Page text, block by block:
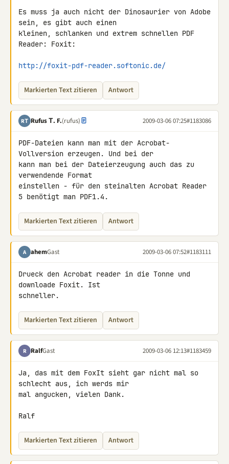
Es muss ja auch nicht der Dinosaurier von Adobe
sein, es gibt auch einen
kleinen, schlanken und extrem schnellen PDF
Reader: Foxit:
http://foxit-pdf-reader.softonic.de/
Markierten Text zitieren Antwort
RΤ Rufus Τ. F.(rufus) 2009-03-06 07:25#1183086
PDF-Dateien kann man mit der Acrobat-
Vollversion erzeugen. Und bei der
kann man bei der Dateierzeugung auch das zu
verwendende Format
einstellen - für den steinalten Acrobat Reader
5 benötigt man PDF1.4.
Markierten Text zitieren Antwort
A ahemGast 2009-03-06 07:52#1183111
Drueck den Acrobat reader in die Tonne und
downloade Foxit. Ist
schneller.
Markierten Text zitieren Antwort
R RalfGast 2009-03-06 12:13#1183459
Ja, das mit dem FoxIt sieht gar nicht mal so
schlecht aus, ich werds mir
mal angucken, vielen Dank.
Ralf
Markierten Text zitieren Antwort